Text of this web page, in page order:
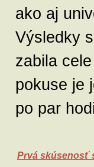
ako aj
Výsledky
zabila
pokuse je
po par
Prvá skúsenosť